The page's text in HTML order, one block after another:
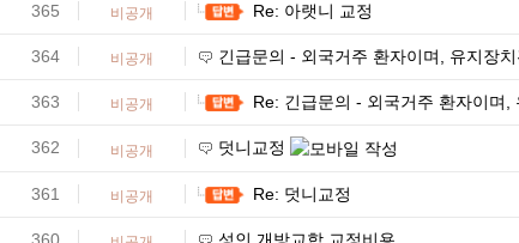
365 비공개 Re: 아랫니 교정
364 비공개 긴급문의 - 외국거주 환자이며, 유지장
363 비공개 Re: 긴급문의 - 외국거주 환자이며,
362 비공개 덧니교정
361 비공개 Re: 덧니교정